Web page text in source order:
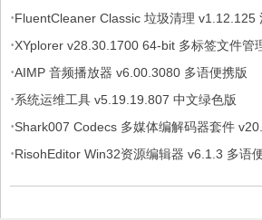
版
·FluentCleaner Classic 垃圾清理 v1.12.125
·XYplorer v28.30.1700 64-bit 多标签文件管
文绿色便携版
·AIMP 音频播放器 v6.00.3080 多语便携版
·系统运维工具 v5.19.19.807 中文绿色版
·Shark007 Codecs 多媒体编解码器套件
·RisohEditor Win32资源编辑器 v6.1.3 多语